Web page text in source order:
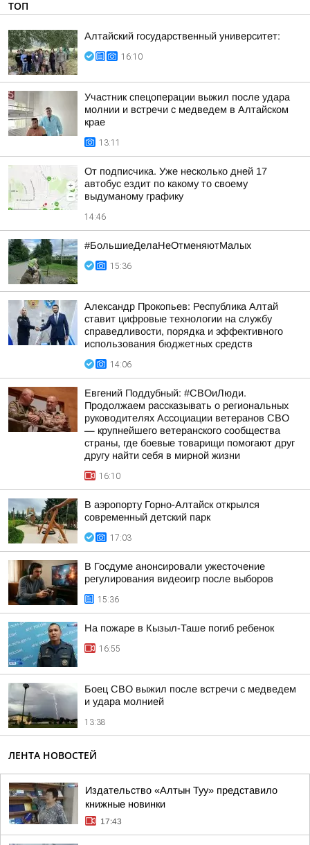
ТОП
Алтайский государственный университет:
16:10
Участник спецоперации выжил после удара
молнии и встречи с медведем в Алтайском
крае
13:11
От подписчика. Уже несколько дней 17
автобус ездит по какому то своему
выдуманому графику
14:46
#БольшиеДелаНеОтменяютМалых
15:36
Александр Прокопьев: Республика Алтай
ставит цифровые технологии на службу
справедливости, порядка и эффективного
использования бюджетных средств
14:06
Евгений Поддубный: #СВОиЛюди.
Продолжаем рассказывать о региональных
руководителях Ассоциации ветеранов СВО
— крупнейшего ветеранского сообщества
страны, где боевые товарищи помогают друг
другу найти себя в мирной жизни
16:10
В аэропорту Горно-Алтайск открылся
современный детский парк
17:03
В Госдуме анонсировали ужесточение
регулирования видеоигр после выборов
15:36
На пожаре в Кызыл-Таше погиб ребенок
16:55
Боец СВО выжил после встречи с медведем
и удара молнией
13:38
ЛЕНТА НОВОСТЕЙ
Издательство «Алтын Туу» представило
книжные новинки
17:43